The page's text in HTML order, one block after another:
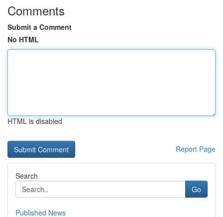
Comments
Submit a Comment
No HTML
HTML is disabled
Report Page
Search
Go
Published News